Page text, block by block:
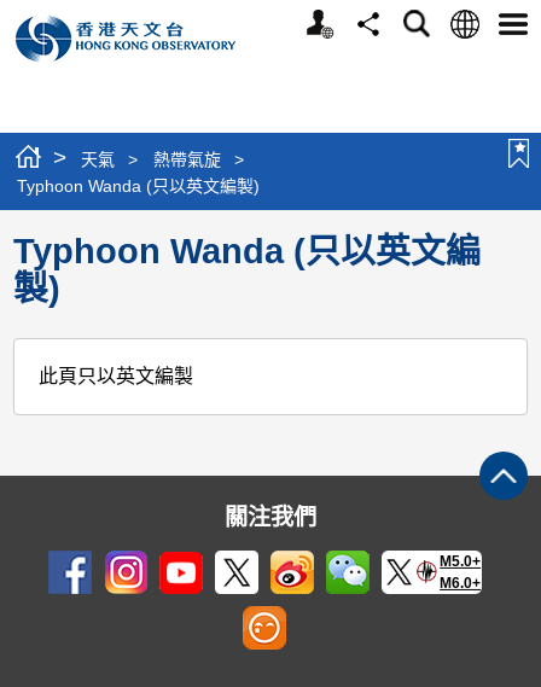
個
分
搜
語
選
> 天氣 > 熱帶氣旋
>
Typhoon Wanda (只以英文編製)
Typhoon Wanda (只以英文編
製)
此頁只以英文編製
關注我們
M5.0+
M6.0+